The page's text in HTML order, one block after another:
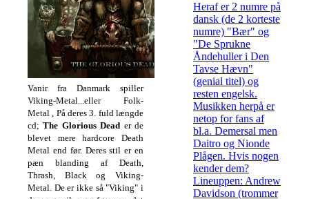
Vanir fra Danmark spiller
Viking-Metal...eller Folk-
Metal , På deres 3. fuld længde
cd;The Glorious Dead er de
blevet mere hardcore Death
Metal end før. Deres stil er en
pæn blanding af Death,
Thrash, Black og Viking-
Metal. De er ikke så "Viking" i
Heraf er 2 numre på
dansk (de 2 korteste
numre) "Bær" og
"De Sprukne
Åndehuller i Den
Tavse Hævn"
(genial titel) og
resten engelsk.
Musikken herpå er
netop for fans af
bl.a. Demersal men
Daitro og Nionde
Plågen. Hvis nogen
kender dem?
Lineuppen: Andrew
Davidson (trommer